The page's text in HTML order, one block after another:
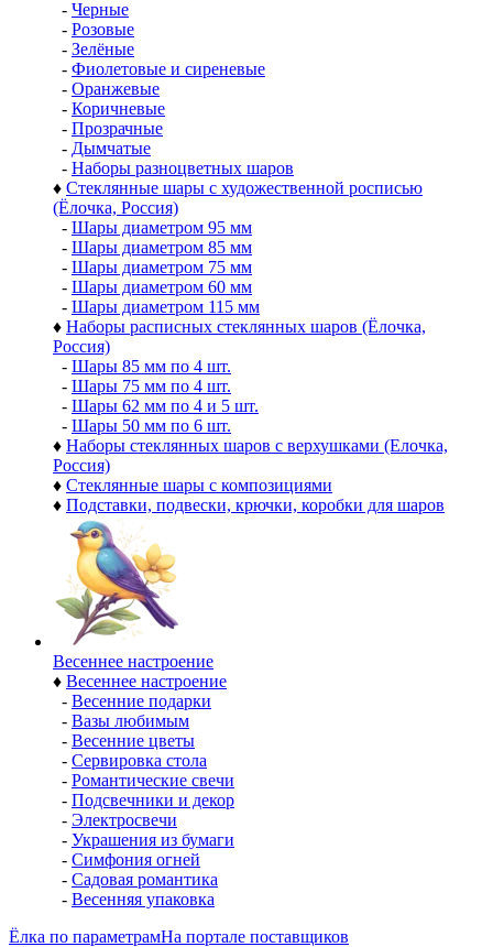
- Черные
- Розовые
- Зелёные
- Фиолетовые и сиреневые
- Оранжевые
- Коричневые
- Прозрачные
- Дымчатые
- Наборы разноцветных шаров
♦ Стеклянные шары с художественной росписью
(Ёлочка, Россия)
- Шары диаметром 95 мм
- Шары диаметром 85 мм
- Шары диаметром 75 мм
- Шары диаметром 60 мм
- Шары диаметром 115 мм
♦ Наборы расписных стеклянных шаров (Ёлочка,
Россия)
- Шары 85 мм по 4 шт.
- Шары 75 мм по 4 шт.
- Шары 62 мм по 4 и 5 шт.
- Шары 50 мм по 6 шт.
♦ Наборы стеклянных шаров с верхушками (Елочка,
Россия)
♦ Стеклянные шары с композициями
♦ Подставки, подвески, крючки, коробки для шаров
Весеннее настроение
♦ Весеннее настроение
- Весенние подарки
- Вазы любимым
- Весенние цветы
- Сервировка стола
- Романтические свечи
- Подсвечники и декор
- Электросвечи
- Украшения из бумаги
- Симфония огней
- Садовая романтика
- Весенняя упаковка
Ёлка по параметрамНа портале поставщиков